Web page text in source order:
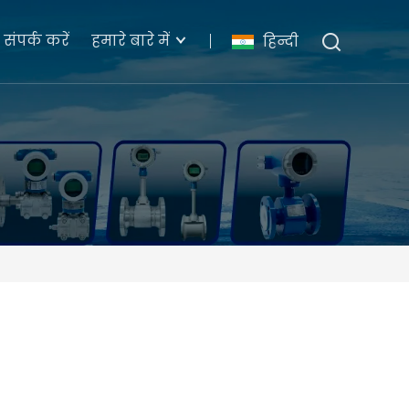
हिन्दी
संपर्क करें हमारे बारे में